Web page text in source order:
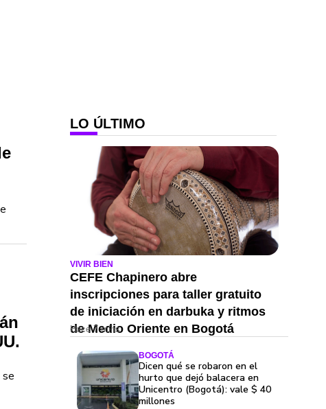
LO ÚLTIMO
VIVIR BIEN
CEFE Chapinero abre
inscripciones para taller gratuito
de iniciación en darbuka y ritmos
de Medio Oriente en Bogotá
Hace 7 mins
BOGOTÁ
Dicen qué se robaron en el
hurto que dejó balacera en
Unicentro (Bogotá): vale $ 40
millones